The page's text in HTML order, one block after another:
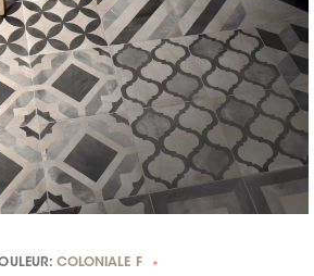
COLONIALE F *